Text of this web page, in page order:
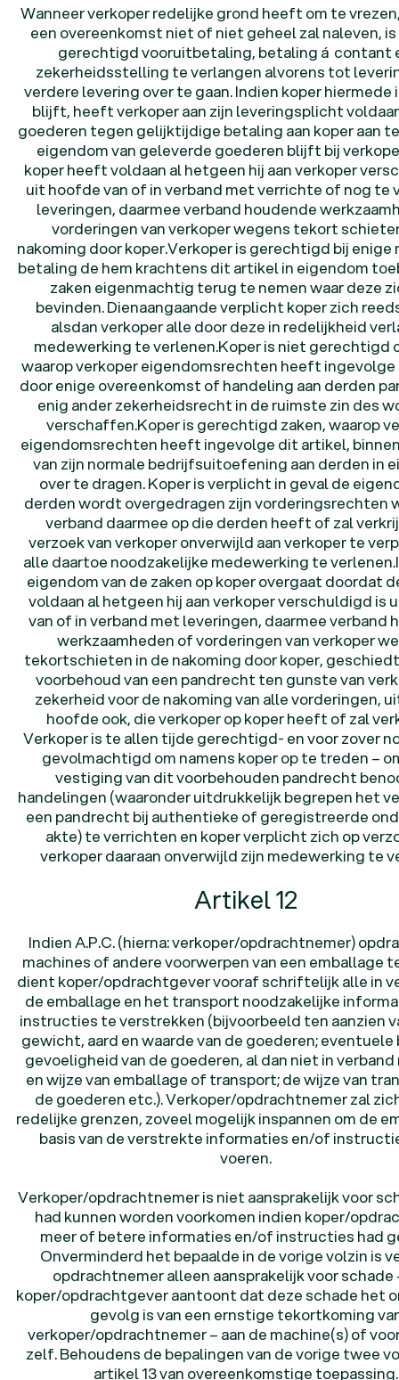
Wanneer verkoper redelijke grond heeft om te
een overeenkomst niet of niet geheel zal naleven,
gerechtigd vooruitbetaling, betaling á contant
zekerheidsstelling te verlangen alvorens tot
verdere levering over te gaan. Indien koper hiermede
blijft, heeft verkoper aan zijn leveringsplicht
goederen tegen gelijktijdige betaling aan koper aan
eigendom van geleverde goederen blijft bij
koper heeft voldaan al hetgeen hij aan verkoper
uit hoofde van of in verband met verrichte of nog te
leveringen, daarmee verband houdende
vorderingen van verkoper wegens tekort
nakoming door koper.Verkoper is gerechtigd bij
betaling de hem krachtens dit artikel in eigendom
zaken eigenmachtig terug te nemen waar deze
bevinden. Dienaangaande verplicht koper zich
alsdan verkoper alle door deze in redelijkheid
medewerking te verlenen.Koper is niet gerechtigd
waarop verkoper eigendomsrechten heeft
door enige overeenkomst of handeling aan derden
enig ander zekerheidsrecht in de ruimste zin des
verschaffen.Koper is gerechtigd zaken, waarop
eigendomsrechten heeft ingevolge dit artikel,
van zijn normale bedrijfsuitoefening aan derden in
over te dragen. Koper is verplicht in geval de
derden wordt overgedragen zijn vorderingsrechten
verband daarmee op die derden heeft of zal
verzoek van verkoper onverwijld aan verkoper te
alle daartoe noodzakelijke medewerking te
eigendom van de zaken op koper overgaat doordat
voldaan al hetgeen hij aan verkoper verschuldigd is
van of in verband met leveringen, daarmee verband
werkzaamheden of vorderingen van verkoper
tekortschieten in de nakoming door koper,
voorbehoud van een pandrecht ten gunste van
zekerheid voor de nakoming van alle vorderingen,
hoofde ook, die verkoper op koper heeft of zal
Verkoper is te allen tijde gerechtigd- en voor zover
gevolmachtigd om namens koper op te treden –
vestiging van dit voorbehouden pandrecht
handelingen (waaronder uitdrukkelijk begrepen het
een pandrecht bij authentieke of geregistreerde
akte) te verrichten en koper verplicht zich op
verkoper daaraan onverwijld zijn medewerking te
Artikel 12
Indien A.P.C. (hierna: verkoper/opdrachtnemer)
machines of andere voorwerpen van een emballage
dient koper/opdrachtgever vooraf schriftelijk alle in
de emballage en het transport noodzakelijke
instructies te verstrekken (bijvoorbeeld ten aanzien
gewicht, aard en waarde van de goederen;
gevoeligheid van de goederen, al dan niet in
en wijze van emballage of transport; de wijze van
de goederen etc.). Verkoper/opdrachtnemer zal
redelijke grenzen, zoveel mogelijk inspannen om de
basis van de verstrekte informaties en/of
voeren.
Verkoper/opdrachtnemer is niet aansprakelijk voor
had kunnen worden voorkomen indien koper/
meer of betere informaties en/of instructies had
Onverminderd het bepaalde in de vorige volzin is
opdrachtnemer alleen aansprakelijk voor schade
koper/opdrachtgever aantoont dat deze schade het
gevolg is van een ernstige tekortkoming
verkoper/opdrachtnemer – aan de machine(s) of
zelf. Behoudens de bepalingen van de vorige twee
artikel 13 van overeenkomstige toepassing.